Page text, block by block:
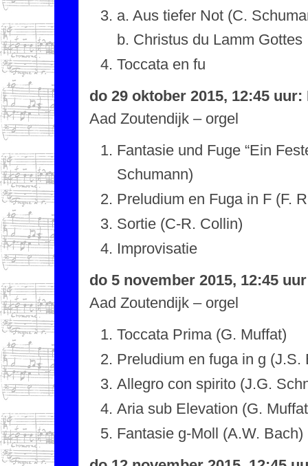
a. Aus tiefer Not (C.
b. Christus du Lamm Gottes
Toccata en fu
do 29 oktober 2015, 12:45
Aad Zoutendijk – orgel
Fantasie und Fuge “Ein
Schumann)
Preludium en Fuga in F (F.
Sortie (C-R. Collin)
Improvisatie
do 5 november 2015, 12:45
Aad Zoutendijk – orgel
Toccata Prima (G. Muffat)
Preludium en fuga in g (J.S.
Allegro con spirito (J.G.
Aria sub Elevation (G.
Fantasie g-Moll (A.W. Bach)